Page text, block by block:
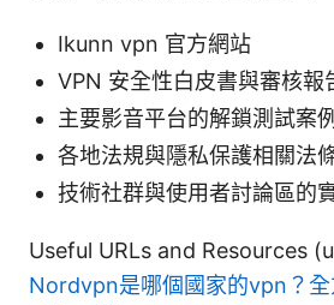
Ikunn vpn 官方網站
VPN 安全性白皮書與審核報
主要影音平台的解鎖測試案例
各地法規與隱私保護相關法
技術社群與使用者討論區的
Useful URLs and Resources
Nordvpn是哪個國家的vpn？全